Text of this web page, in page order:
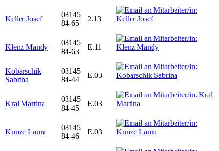
Keller Josef
08145
84-65
2.13
Klenz Mandy
08145
84-63
E.11
Kobarschik
Sabrina
08145
84-44
E.03
Kral Martina
08145
84-45
E.03
Kunze Laura
08145
84-46
E.03